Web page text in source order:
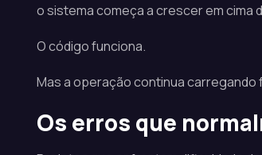
o sistema começa a crescer em cima
O código funciona.
Mas a operação continua carregando
Os erros que